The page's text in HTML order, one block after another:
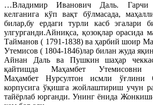
…Владимир Иванович Даль. Гарчи
келганига кўп вақт бўлмасада,
билар,бу ердаги турли касб эгалари
улгурганди.Айниқса, қозоқлар орасида
Тайманов ( 1791-1838) ва ҳарбий шоир
Утемисов ( 1804-1846)лар билан жуда
Айнан Даль ва Пушкин шаҳар
қайтишда Маҳамбет Утемисовни
Маҳамбет Нурсултон исмли ўғлини
корпусига ўқишга жойлаштириш учун
тайёрлаб юрганди. Унинг ёнида